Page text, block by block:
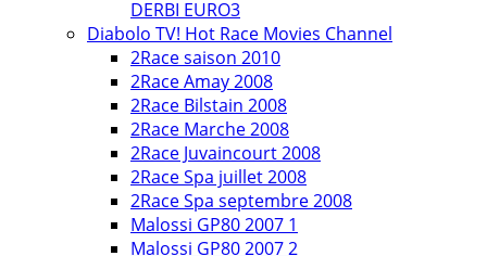
DERBI EURO3
Diabolo TV! Hot Race Movies Channel
2Race saison 2010
2Race Amay 2008
2Race Bilstain 2008
2Race Marche 2008
2Race Juvaincourt 2008
2Race Spa juillet 2008
2Race Spa septembre 2008
Malossi GP80 2007 1
Malossi GP80 2007 2